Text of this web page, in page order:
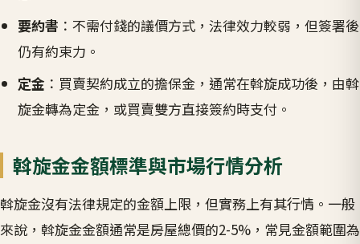
要約書 ：不需付錢的議價方式，法律效力較弱，但簽署後
仍有約束力。
定金 ：買賣契約成立的擔保金，通常在斡旋成功後，由斡
旋金轉為定金，或買賣雙方直接簽約時支付。
斡旋金金額標準與市場行情分析
斡旋金沒有法律規定的金額上限，但實務上有其行情。一般
來說，斡旋金金額通常是房屋總價的2-5%，常見金額範圍為